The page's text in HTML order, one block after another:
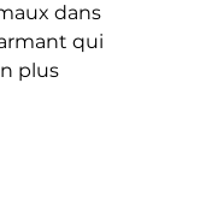
dans
qui
plus